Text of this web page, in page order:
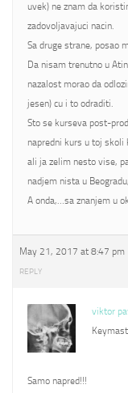
uvek) ne znam da
zadovoljavajuci nacin.
Sa druge strane, posao
Da nisam trenutno u
nazalost morao da
jesen) cu i to odraditi.
Sto se kurseva post-
napredni kurs u toj skoli
ali ja zelim nesto vise,
nadjem nista u
A onda,…sa znanjem u
May 21, 2017 at 8:47 pm
REPLY
viktor
Samo napred!!!